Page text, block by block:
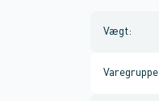
Vægt:
Varegruppe